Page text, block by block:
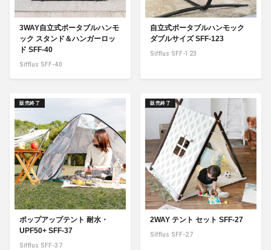
3WAY自立式ポータブルハンモ
ック スタンド＆ハンガーロッ
ド SFF-40
Sifflus SFF-40
自立式ポータブルハンモック
ダブルサイズ SFF-123
Sifflus SFF-123
ポップアップテント 耐水・
UPF50+ SFF-37
Sifflus SFF-37
販売終了
2WAY テント セット SFF-27
Sifflus SFF-27
販売終了